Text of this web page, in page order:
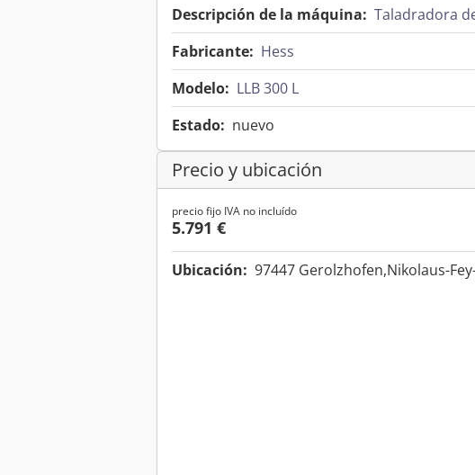
Descripción de la máquina: Taladradora
Fabricante: Hess
Modelo: LLB 300 L
Estado: nuevo
Precio y ubicación
precio fijo IVA no incluído
5.791 €
Ubicación: 97447 Gerolzhofen,Nikolaus-